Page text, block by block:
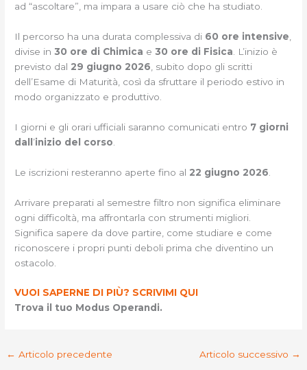
ad “ascoltare”, ma impara a usare ciò che ha studiato.
Il percorso ha una durata complessiva di 60 ore intensive
divise in30 ore di Chimica e30 ore di Fisica . L’inizio è
previsto dal 29 giugno 2026 , subito dopo gli scritti
dell’Esame di Maturità, così da sfruttare il periodo estivo in
modo organizzato e produttivo.
I giorni e gli orari ufficiali saranno comunicati entro 7 giorni
dall ’inizio del corso
Le iscrizioni resteranno aperte fino al 22 giugno 2026
Arrivare preparati al semestre filtro non significa eliminare
ogni difficoltà, ma affrontarla con strumenti migliori.
Significa sapere da dove partire, come studiare e come
riconoscere i propri punti deboli prima che diventino un
ostacolo.
VUOI SAPERNE DI PIÙ? SCRIVIMI QUI
Trova il tuo Modus Operandi.
← Articolo precedente Articolo successivo →